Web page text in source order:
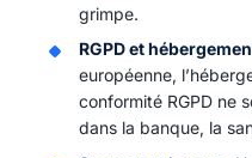
grimpe.
RGPD et
européenne,
conformité RGPD ne
dans la banque, la